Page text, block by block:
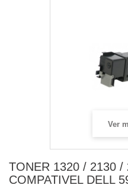
Ver
TONER 1320 / 2130 /
COMPATIVEL DELL